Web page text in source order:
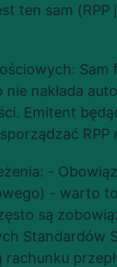
ten sam
Sam
nakłada
Emitent
-
- warto
są
Standardów